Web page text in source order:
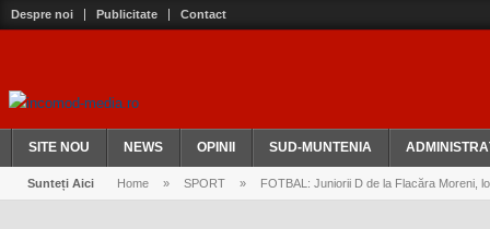
Despre noi Publicitate Contact
SITE NOU NEWS OPINII SUD-MUNTENIA
Sunteți Aici Home » SPORT » FOTBAL: Juniorii D de la Flacăra Moreni,